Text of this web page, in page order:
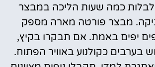
לבלות כמה שעות הליכה במבצר
מבצר פורטה מארה מספק
יפים באמת. אם תבקרו בקיץ,
כקולנוע באוויר הפתוח.